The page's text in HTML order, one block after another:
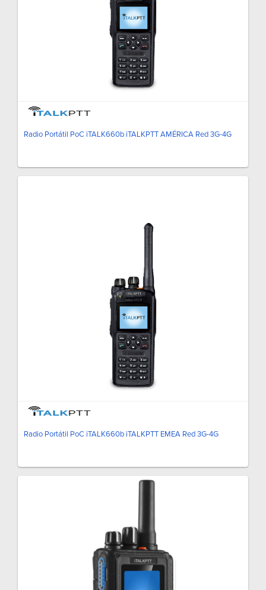
Radio Portátil PoC iTALK660b iTALKPTT AMÉRICA Red 3G-4G
Radio Portátil PoC iTALK660b iTALKPTT EMEA Red 3G-4G